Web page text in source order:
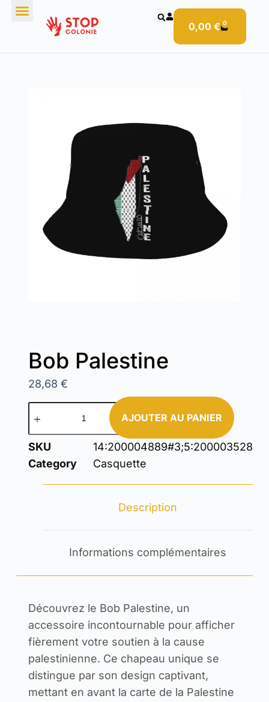
0,00 € 0
Bob Palestine
28,68 €
AJOUTER AU PANIER
SKU
14:200004889#3;5:200003528
Category
Casquette
Description
Informations complémentaires
Découvrez le Bob Palestine, un
accessoire incontournable pour afficher
fièrement votre soutien à la cause
palestinienne. Ce chapeau unique se
distingue par son design captivant,
mettant en avant la carte de la Palestine